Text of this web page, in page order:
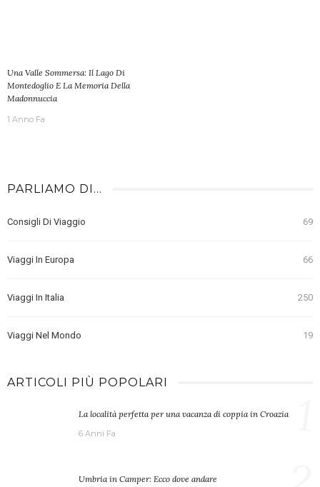
Una Valle Sommersa: Il Lago Di
Montedoglio E La Memoria Della
Madonnuccia
1 Anno Fa
PARLIAMO DI…
Consigli Di Viaggio 69
Viaggi In Europa 66
Viaggi In Italia 250
Viaggi Nel Mondo 19
ARTICOLI PIÙ POPOLARI
La località perfetta per una vacanza di coppia in Croazia
6 Anni Fa
Umbria in Camper: Ecco dove andare